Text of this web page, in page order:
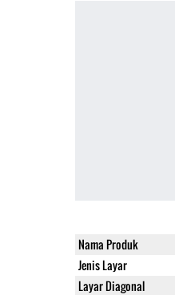
Nama Produk
Jenis Layar
Layar Diagonal